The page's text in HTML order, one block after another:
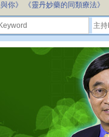
你》
《靈丹妙藥的同類療法》